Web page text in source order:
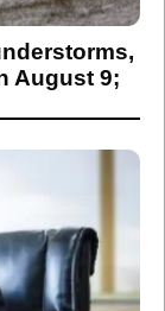
August 9;